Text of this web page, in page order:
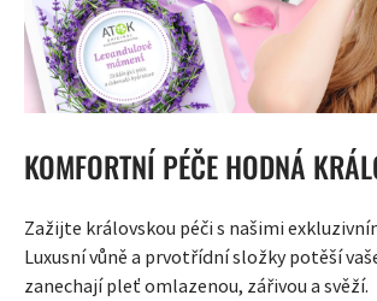
KOMFORTNÍ PÉČE HODNÁ
Zažijte královskou péči s našimi
Luxusní vůně a prvotřídní složky potěší
zanechají pleť omlazenou, zářivou a svěží.